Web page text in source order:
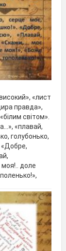
«лист
правда»,
світом».
«плавай,
голубонько,
«Добре,
доле